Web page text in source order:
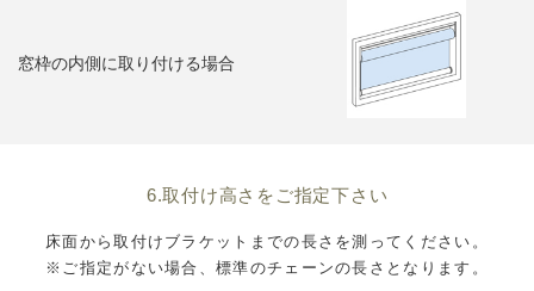
窓枠の内側に取り付ける場合
6.取付け高さをご指定下さい
床面から取付けブラケットまでの長さを測ってください。
※ご指定がない場合、標準のチェーンの長さとなります。